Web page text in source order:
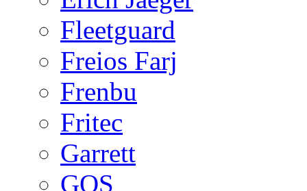
Fleetguard
Freios Farj
Frenbu
Fritec
Garrett
GOS